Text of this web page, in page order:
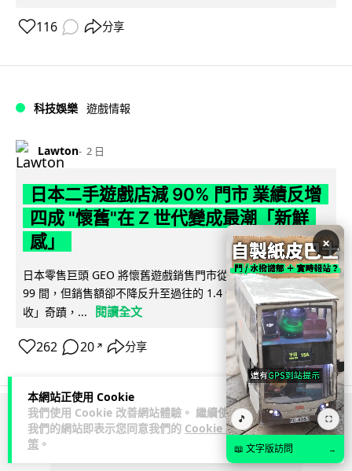
本網站正使用 Cookie
我們使用 Cookie 改善網站體驗。 繼續使用
我們的網站即表示您同意我們的 Cookie 政
策 。
116 分享
科技娛樂 遊戲情報
Lawton 2 日
日本二手遊戲店減 90% 門市 業績反增
四成 "懷舊"在 Z 世代變成最潮「新鮮
感」
日本零售巨頭 GEO 將懷舊遊戲銷售門市從 1,000 間大幅減至
99 間，但銷售額卻不降反升至過往的 1.4 倍。做到「減店增
收」奇蹟，...
閱讀全文
262 20 ↗ 分享
ADVERTISEMENT
×
🎵 ⛶
📖 文字版訪問 →